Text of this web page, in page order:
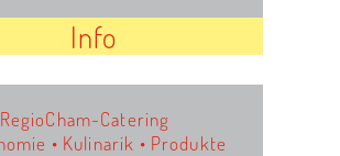
Info
RegioCham-Catering
• Kulinarik • Produkte